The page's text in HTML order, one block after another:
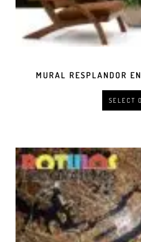
MURAL RESPLANDOR
SELECT